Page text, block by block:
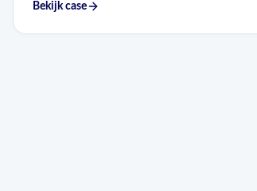
Bekijk case